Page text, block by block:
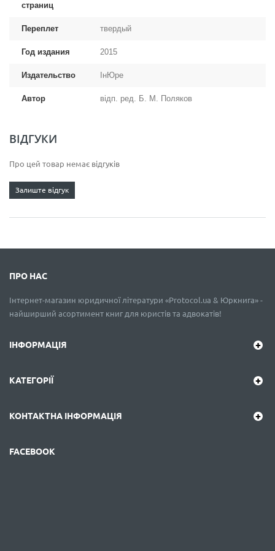
страниц
Переплет твердый
Год издания 2015
Издательство ІнЮре
Автор відп. ред. Б. М. Поляков
ВІДГУКИ
Про цей товар немає відгуків
Залиште відгук
ПРО НАС
Інтернет-магазин юридичної літератури «Protocol.ua & Юркнига» -
найширший асортимент книг для юристів та адвокатів!
ІНФОРМАЦІЯ
КАТЕГОРІЇ
КОНТАКТНА ІНФОРМАЦІЯ
FACEBOOK